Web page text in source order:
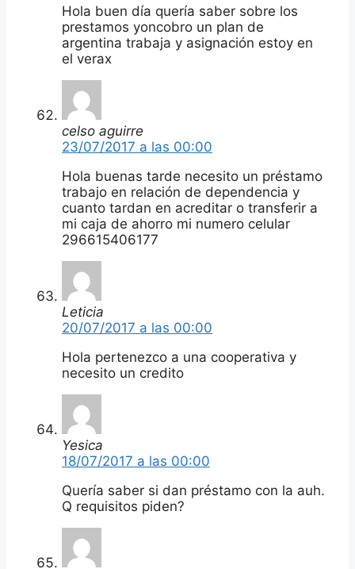
Hola buen día quería saber sobre los
prestamos yoncobro un plan de
argentina trabaja y asignación estoy en
el verax
celso aguirre
23/07/2017 a las 00:00
Hola buenas tarde necesito un préstamo
trabajo en relación de dependencia y
cuanto tardan en acreditar o transferir a
mi caja de ahorro mi numero celular
296615406177
Leticia
20/07/2017 a las 00:00
Hola pertenezco a una cooperativa y
necesito un credito
Yesica
18/07/2017 a las 00:00
Quería saber si dan préstamo con la auh.
Q requisitos piden?